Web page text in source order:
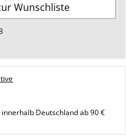
Wunschliste
Deutschland ab 90 €